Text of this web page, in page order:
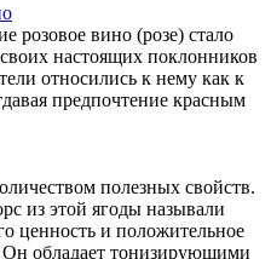
розовое вино (розе) стало
настоящих поклонников
относились к нему как к
предпочтение красным
полезных свойств.
из этой ягоды называли
ценность и положительное
Он обладает тонизирующими